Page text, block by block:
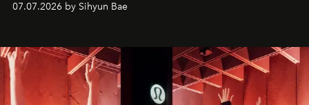
07.07.2026 by Sihyun Bae